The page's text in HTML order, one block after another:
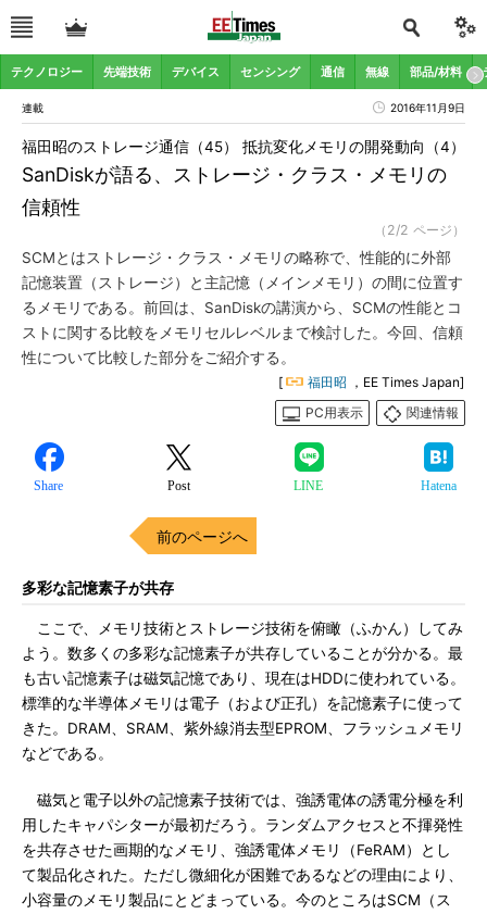
テクノロジー 先端技術 デバイス センシング 通信 無線 部品/材料
連載 2016年11月9日
SanDiskが語る、ストレージ・クラス・メモリの
信頼性
福田昭のストレージ通信（45） 抵抗変化メモリの開発動向（4）
（2/2 ページ）
SCMとはストレージ・クラス・メモリの略称で、性能的に外部
記憶装置（ストレージ）と主記憶（メインメモリ）の間に位置す
るメモリである。前回は、SanDiskの講演から、SCMの性能とコ
ストに関する比較をメモリセルレベルまで検討した。今回、信頼
性について比較した部分をご紹介する。
[ 福田昭 ，EE Times Japan]
PC用表示
関連情報
Share Post LINE Hatena
前のページへ
多彩な記憶素子が共存
ここで、メモリ技術とストレージ技術を俯瞰（ふかん）してみ
よう。数多くの多彩な記憶素子が共存していることが分かる。最
も古い記憶素子は磁気記憶であり、現在はHDDに使われている。
標準的な半導体メモリは電子（および正孔）を記憶素子に使って
きた。DRAM、SRAM、紫外線消去型EPROM、フラッシュメモリ
などである。
磁気と電子以外の記憶素子技術では、強誘電体の誘電分極を利
用したキャパシターが最初だろう。ランダムアクセスと不揮発性
を共存させた画期的なメモリ、強誘電体メモリ（FeRAM）とし
て製品化された。ただし微細化が困難であるなどの理由により、
小容量のメモリ製品にとどまっている。今のところはSCM（ス